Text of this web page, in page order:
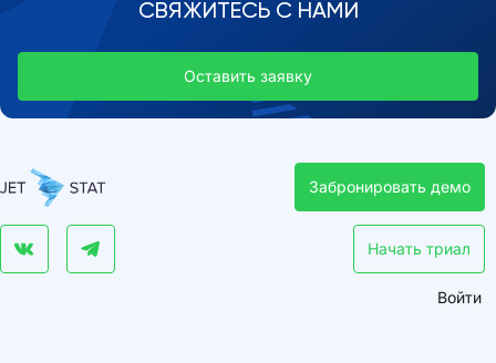
СВЯЖИТЕСЬ С НАМИ
Оставить заявку
Забронировать демо
Начать триал
Войти